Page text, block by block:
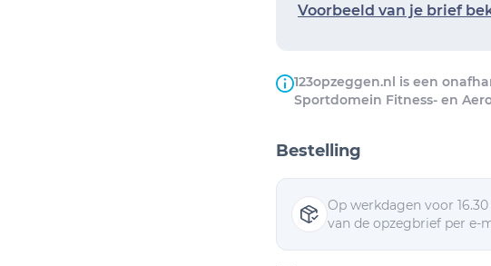
Voorbeeld van je brief
123opzeggen.nl is een
Sportdomein Fitness- en
Bestelling
Op werkdagen voor
van de opzegbrief per e-